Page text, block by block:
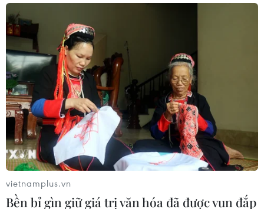
vietnamplus.vn
Bền bỉ gìn giữ giá trị văn hóa đã được vun đắp